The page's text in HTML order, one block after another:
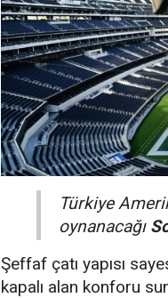
Türkiye
oynanacağı
Şeffaf çatı yapısı
kapalı alan konforu